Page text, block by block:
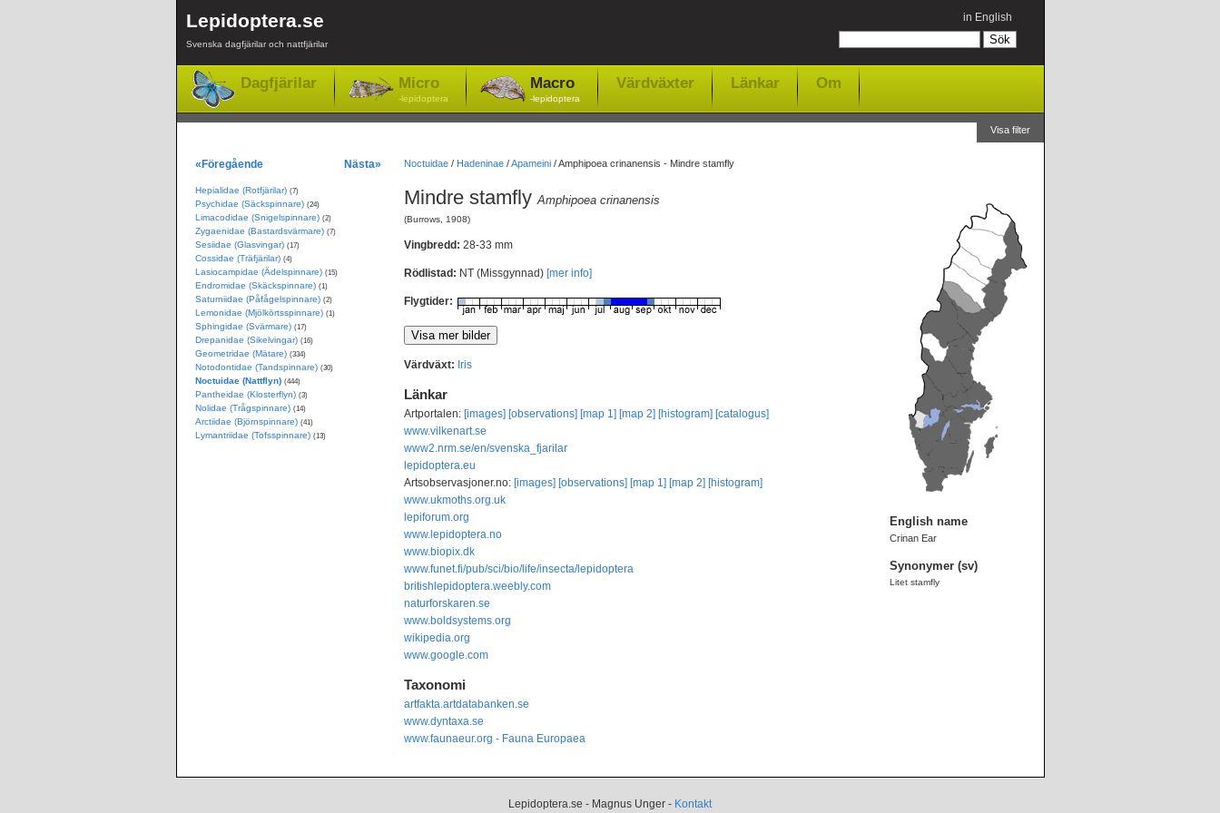
Lepidoptera.se
Svenska dagfjärilar och nattfjärilar
in English
Dagfjärilar Micro
-lepidoptera
Macro
-lepidoptera
Värdväxter Länkar Om
Visa filter
Noctuidae/ Hadeninae/Apameini/Amphipoea crinanensis - Mindre stamfly
Mindre stamfly Amphipoea crinanensis
(Burrows, 1908)
Vingbredd: 28-33 mm
Rödlistad: NT (Missgynnad) [mer info]
Flygtider:
Värdväxt: Iris
Länkar
Artportalen: [images] [observations] [map 1] [map 2] [histogram] [catalogus]
www.vilkenart.se
www2.nrm.se/en/svenska_fjarilar
lepidoptera.eu
Artsobservasjoner.no: [images] [observations] [map 1] [map 2] [histogram]
www.ukmoths.org.uk
lepiforum.org
www.lepidoptera.no
www.biopix.dk
www.funet.fi/pub/sci/bio/life/insecta/lepidoptera
britishlepidoptera.weebly.com
naturforskaren.se
www.boldsystems.org
wikipedia.org
www.google.com
Taxonomi
artfakta.artdatabanken.se
www.dyntaxa.se
www.faunaeur.org - Fauna Europaea
English name
Crinan Ear
Synonymer (sv)
Litet stamfly
«Föregående Nästa»
Hepialidae (Rotfjärilar) (7)
Psychidae (Säckspinnare) (24)
Limacodidae (Snigelspinnare) (2)
Zygaenidae (Bastardsvärmare) (7)
Sesiidae (Glasvingar) (17)
Cossidae (Träfjärilar) (4)
Lasiocampidae (Ädelspinnare) (15)
Endromidae (Skäckspinnare) (1)
Saturniidae (Påfågelspinnare) (2)
Lemonidae (Mjölkörtsspinnare) (1)
Sphingidae (Svärmare) (17)
Drepanidae (Sikelvingar) (16)
Geometridae (Mätare) (334)
Notodontidae (Tandspinnare) (30)
Noctuidae (Nattflyn) (444)
Pantheidae (Klosterflyn) (3)
Nolidae (Trågspinnare) (14)
Arctiidae (Björnspinnare) (41)
Lymantriidae (Tofsspinnare) (13)
Lepidoptera.se - Magnus Unger - Kontakt